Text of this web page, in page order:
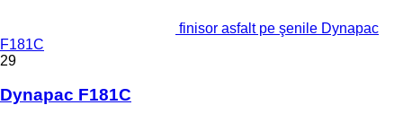
finisor asfalt pe şenile Dynapac
F181C
29
Dynapac F181C